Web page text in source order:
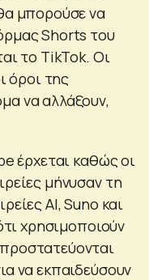
μπορούσε να
Shorts του
το TikTok. Οι
όροι της
να αλλάξουν,
έρχεται καθώς οι
μήνυσαν τη
AI, Suno και
χρησιμοποιούν
να εκπαιδεύσουν